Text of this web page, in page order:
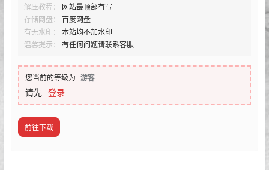
解压教程：
网站最顶部有写
存储网盘：
百度网盘
有无水印：
本站均不加水印
温馨提示：
有任何问题请联系客服
您当前的等级为 游客
请先 登录
前往下载